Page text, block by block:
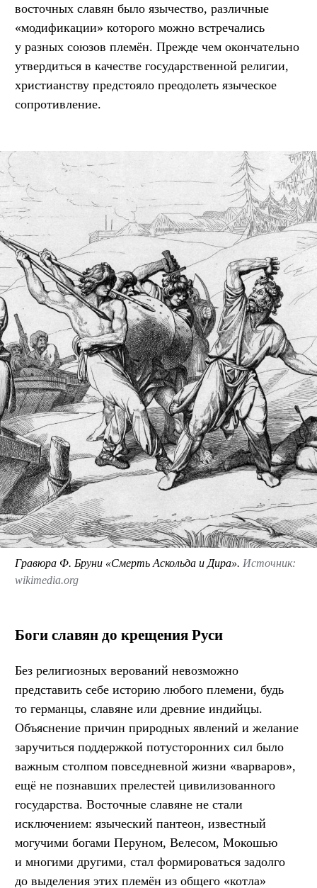
восточных славян было язычество, различные
«модификации» которого можно встречались
у разных союзов племён. Прежде чем окончательно
утвердиться в качестве государственной религии,
христианству предстояло преодолеть языческое
сопротивление.
Гравюра Ф. Бруни «Смерть Аскольда и Дира». Источник:
wikimedia.org
Боги славян до крещения Руси
Без религиозных верований невозможно
представить себе историю любого племени, будь
то германцы, славяне или древние индийцы.
Объяснение причин природных явлений и желание
заручиться поддержкой потусторонних сил было
важным столпом повседневной жизни «варваров»,
ещё не познавших прелестей цивилизованного
государства. Восточные славяне не стали
исключением: языческий пантеон, известный
могучими богами Перуном, Велесом, Мокошью
и многими другими, стал формироваться задолго
до выделения этих племён из общего «котла»